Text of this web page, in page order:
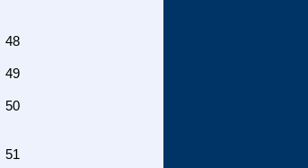
48
49
50
51